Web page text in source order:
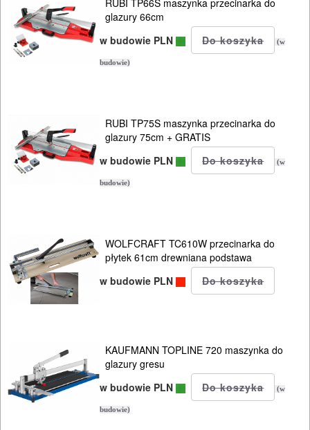
RUBI TP66S maszynka przecinarka do
glazury 66cm
w budowie PLN
(w
budowie)
RUBI TP75S maszynka przecinarka do
glazury 75cm + GRATIS
w budowie PLN
(w
budowie)
WOLFCRAFT TC610W przecinarka do
płytek 61cm drewniana podstawa
w budowie PLN
KAUFMANN TOPLINE 720 maszynka do
glazury gresu
w budowie PLN
(w
budowie)